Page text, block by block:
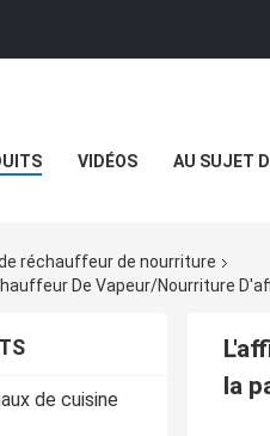
VIDÉOS AU SUJET
réchauffeur de nourriture
de cuisine
la